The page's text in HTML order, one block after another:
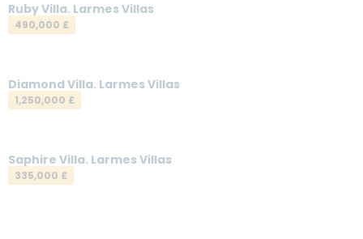
Ruby Villa. Larmes Villas
490,000 £
Diamond Villa. Larmes Villas
1,250,000 £
Saphire Villa. Larmes Villas
335,000 £